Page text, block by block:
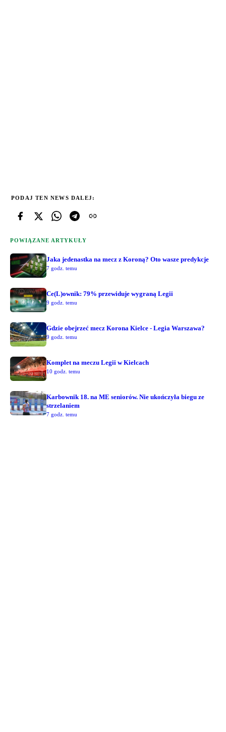
PODAJ TEN NEWS DALEJ:
POWIĄZANE ARTYKUŁY
Jaka jedenastka na mecz z Koroną? Oto wasze predykcje
7 godz. temu
Ce(L)ownik: 79% przewiduje wygraną Legii
9 godz. temu
Gdzie obejrzeć mecz Korona Kielce - Legia Warszawa?
9 godz. temu
Komplet na meczu Legii w Kielcach
10 godz. temu
Karbownik 18. na ME seniorów. Nie ukończyła biegu ze
strzelaniem
7 godz. temu